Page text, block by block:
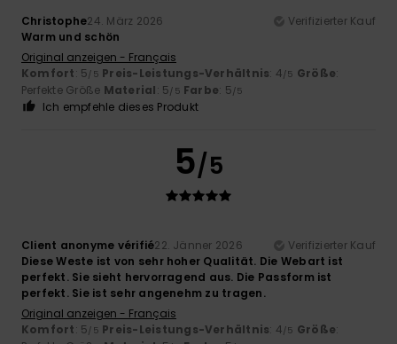
Christophe24. März 2026
Verifizierter Kauf
Warm und schön
Original anzeigen - Français
Komfort: 5/5 Preis-Leistungs-Verhältnis: 4/5 Größe:
Perfekte Größe Material: 5/5 Farbe: 5/5
Ich empfehle dieses Produkt
5/5
Client anonyme vérifié22. Jänner 2026
Verifizierter Kauf
Diese Weste ist von sehr hoher Qualität. Die Webart ist
perfekt. Sie sieht hervorragend aus. Die Passform ist
perfekt. Sie ist sehr angenehm zu tragen.
Original anzeigen - Français
Komfort: 5/5 Preis-Leistungs-Verhältnis: 4/5 Größe: